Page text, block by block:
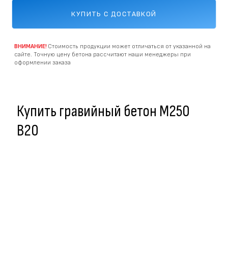
КУПИТЬ С ДОСТАВКОЙ
ВНИМАНИЕ! Стоимость продукции может отличаться от указанной на
сайте. Точную цену бетона рассчитают наши менеджеры при
оформлении заказа
Купить гравийный бетон M250
В20